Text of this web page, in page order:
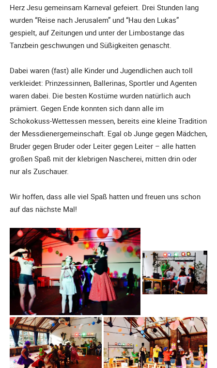
Herz Jesu gemeinsam Karneval gefeiert. Drei Stunden lang
wurden “Reise nach Jerusalem” und “Hau den Lukas”
gespielt, auf Zeitungen und unter der Limbostange das
Tanzbein geschwungen und Süßigkeiten genascht.
Dabei waren (fast) alle Kinder und Jugendlichen auch toll
verkleidet: Prinzessinnen, Ballerinas, Sportler und Agenten
waren dabei. Die besten Kostüme wurden natürlich auch
prämiert. Gegen Ende konnten sich dann alle im
Schokokuss-Wettessen messen, bereits eine kleine Tradition
der Messdienergemeinschaft. Egal ob Junge gegen Mädchen,
Bruder gegen Bruder oder Leiter gegen Leiter – alle hatten
großen Spaß mit der klebrigen Nascherei, mitten drin oder
nur als Zuschauer.
Wir hoffen, dass alle viel Spaß hatten und freuen uns schon
auf das nächste Mal!